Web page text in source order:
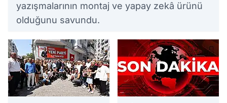
yazışmalarının montaj ve yapay zekâ ürünü
olduğunu savundu.